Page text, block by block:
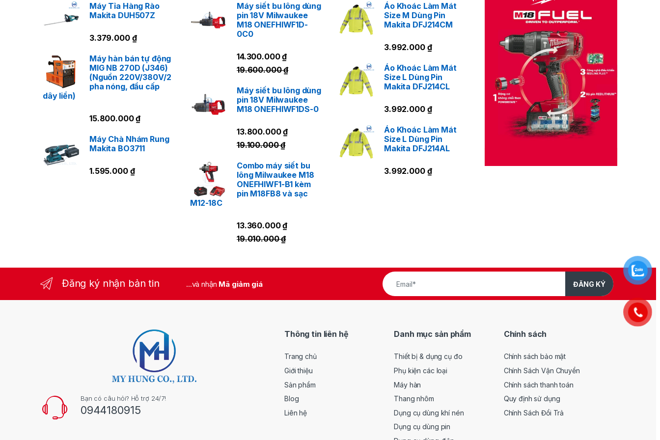
LIÊN HỆ NGAY
Máy Tỉa Hàng Rào
Makita DUH507Z
3.379.000 ₫
Máy hàn bán tự động
MIG NB 270D (J346)
(Nguồn 220V/380V/2
pha nóng, đầu cấp
dây liền)
15.800.000₫
Máy Chà Nhám Rung
Makita BO3711
1.595.000 ₫
Máy siết bu lông dùng
pin 18V Milwaukee
M18 ONEFHIWF1D-
0C0
14.300.000₫
19.600.000₫
Máy siết bu lông dùng
pin 18V Milwaukee
M18 ONEFHIWF1DS-0
13.800.000₫
19.100.000₫
Combo máy siết bu
lông Milwaukee M18
ONEFHIWF1-B1 kèm
pin M18FB8 và sạc
M12-18C
13.360.000₫
19.010.000₫
Áo Khoác Làm Mát
Size M Dùng Pin
Makita DFJ214CM
3.992.000 ₫
Áo Khoác Làm Mát
Size L Dùng Pin
Makita DFJ214CL
3.992.000 ₫
Áo Khoác Làm Mát
Size L Dùng Pin
Makita DFJ214AL
3.992.000 ₫
Đăng ký nhận bản tin ...và nhận Mã giảm giá ĐĂNG KÝ
Bạn có câu hỏi? Hỗ trợ 24/7!
0944180915
Thông tin liên hệ
Trang chủ
Giới thiệu
Sản phẩm
Blog
Liên hệ
Danh mục sản phẩm
Thiết bị & dụng cụ đo
Phụ kiện các loại
Máy hàn
Thang nhôm
Dụng cụ dùng khí nén
Dụng cụ dùng pin
Chính sách
Chính sách bảo mật
Chính Sách Vận Chuyển
Chính sách thanh toán
Quy định sử dụng
Chính Sách Đổi Trả